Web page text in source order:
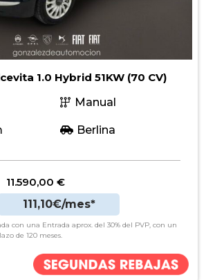
1.0 Hybrid 51KW (70 CV)
Manual
Berlina
11.590,00 €
111,10€/mes*
con una Entrada aprox. del 30% del PVP, con un
de 120 meses.